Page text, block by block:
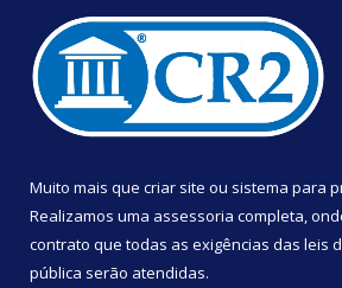
Muito mais que criar site ou sistema para
Realizamos uma assessoria completa,
contrato que todas as exigências das leis
pública serão atendidas.